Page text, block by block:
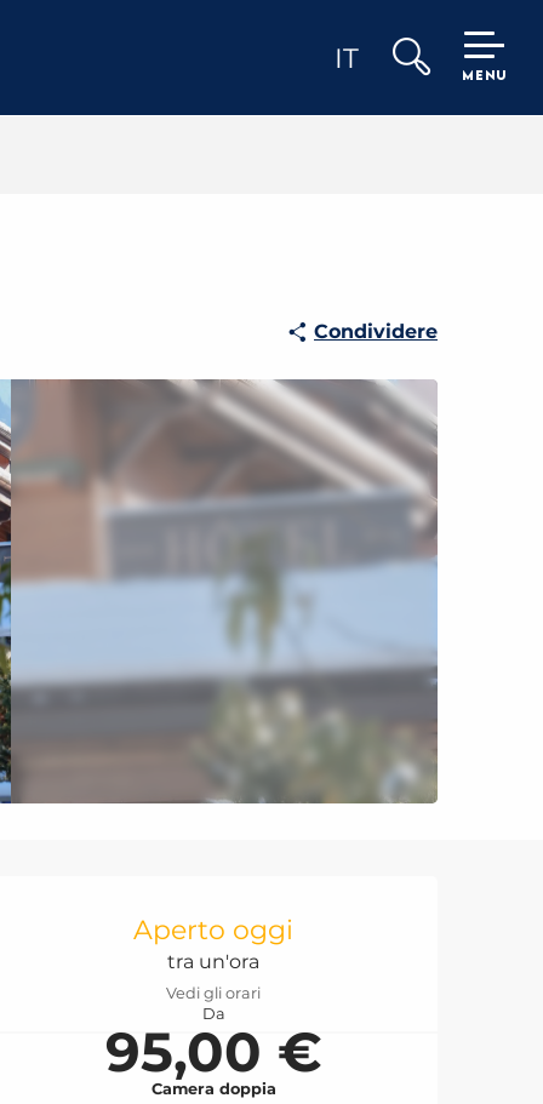
IT
MENU
Condividere
e contatti
Aperto oggi
tra un'ora
Vedi gli orari
Da
95,00 €
Camera doppia